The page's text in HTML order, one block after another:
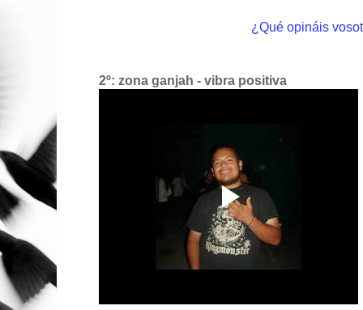
¿Qué opináis
2º: zona ganjah - vibra positiva